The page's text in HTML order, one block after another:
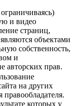
и видео
страниц,
объектами
собственность,
и
авторских прав.
на других
правообладателя.
которых у